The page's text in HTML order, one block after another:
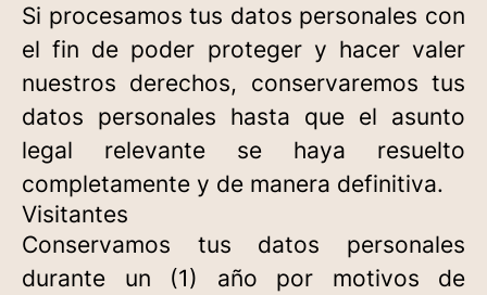
Si procesamos tus datos personales con
el fin de poder proteger y hacer valer
nuestros derechos, conservaremos tus
datos personales hasta que el asunto
legal relevante se haya resuelto
completamente y de manera definitiva.
Visitantes
Conservamos tus datos personales
durante un (1) año por motivos de